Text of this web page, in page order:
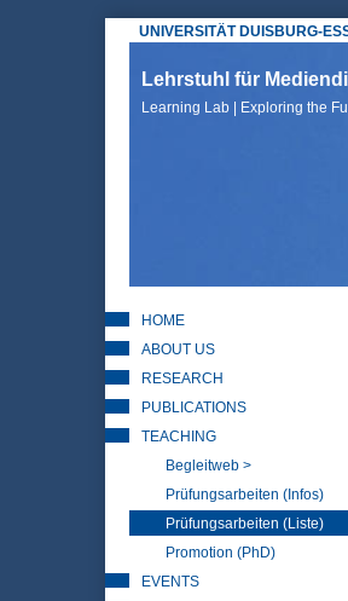
UNIVERSITÄT DUISBURG-
Hauptmenü
Lehrstuhl für
Learning Lab | Exploring the
HOME
ABOUT US
RESEARCH
PUBLICATIONS
TEACHING
Begleitweb >
Prüfungsarbeiten (Infos)
Prüfungsarbeiten (Liste)
Promotion (PhD)
EVENTS